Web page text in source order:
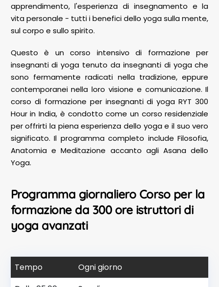
apprendimento, l'esperienza di insegnamento e la
vita personale - tutti i benefici dello yoga sulla mente,
sul corpo e sullo spirito.
Questo è un corso intensivo di formazione per
insegnanti di yoga tenuto da insegnanti di yoga che
sono fermamente radicati nella tradizione, eppure
contemporanei nella loro visione e comunicazione. Il
corso di formazione per insegnanti di yoga RYT 300
Hour in India, è condotto come un corso residenziale
per offrirti la piena esperienza dello yoga e il suo vero
significato. Il programma completo include Filosofia,
Anatomia e Meditazione accanto agli Asana dello
Yoga.
Programma giornaliero Corso per la
formazione da 300 ore istruttori di
yoga avanzati
Tempo
Ogni giorno